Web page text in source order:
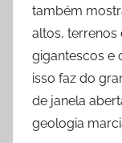
também
altos, terrenos
gigantescos e
isso faz do
de janela
geologia